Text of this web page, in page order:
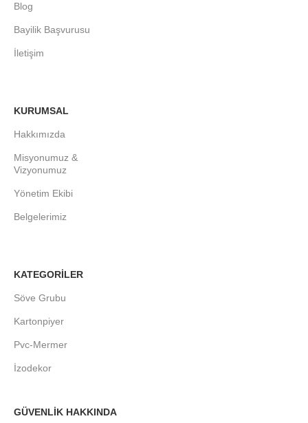
Blog
Bayilik Başvurusu
İletişim
KURUMSAL
Hakkımızda
Misyonumuz &
Vizyonumuz
Yönetim Ekibi
Belgelerimiz
KATEGORİLER
Söve Grubu
Kartonpiyer
Pvc-Mermer
İzodekor
GÜVENLİK HAKKINDA